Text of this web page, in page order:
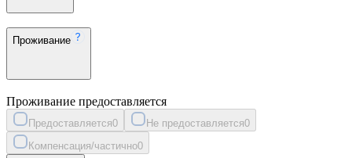
Проживание
Проживание предоставляется
Предоставляется0 Не предоставляется0
Компенсация/частично0